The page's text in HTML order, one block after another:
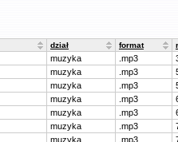
dział format
muzyka .mp3
muzyka .mp3
muzyka .mp3
muzyka .mp3
muzyka .mp3
muzyka .mp3
muzyka .mp3